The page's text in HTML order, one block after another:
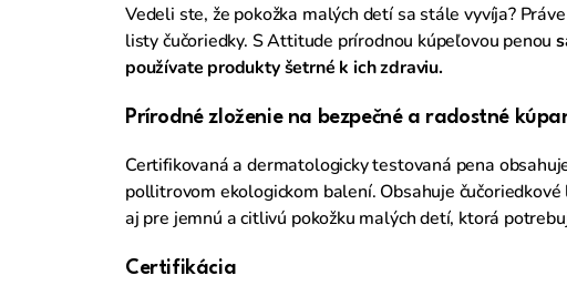
Vedeli ste, že pokožka malých detí sa stále vyvíja?
listy čučoriedky. S Attitude prírodnou kúpeľovou penou
používate produkty šetrné k ich zdraviu.
Prírodné zloženie na bezpečné a radostné
Certifikovaná a dermatologicky testovaná pena
pollitrovom ekologickom balení. Obsahuje
aj pre jemnú a citlivú pokožku malých detí, ktorá
Certifikácia